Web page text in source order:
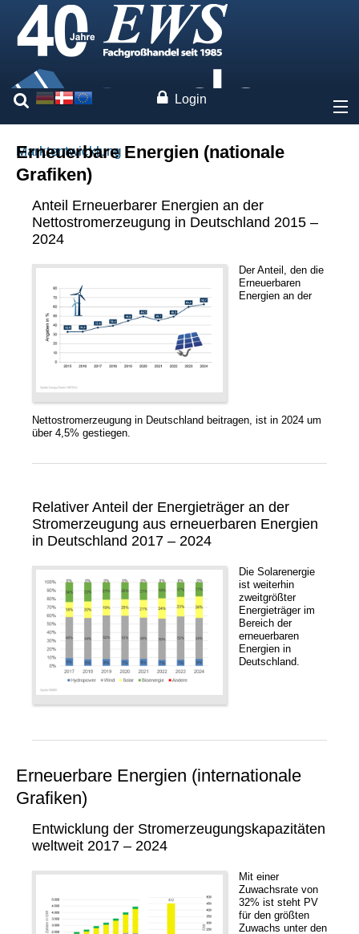
Login
Über uns
Preise
Unsere Marken
Leistungen
Fachwissen
Marktentwicklung
Photovoltaik
Wirtschaftlichkeit
Gewerbespeicher
Kontakt
News
Marktentwicklung
Erneuerbare Energien (nationale
Grafiken)
Anteil Erneuerbarer Energien an der
Nettostromerzeugung in Deutschland 2015 –
2024
Der Anteil, den die
Erneuerbaren
Energien an der
Nettostromerzeugung in Deutschland beitragen, ist in 2024 um
über 4,5% gestiegen.
Relativer Anteil der Energieträger an der
Stromerzeugung aus erneuerbaren Energien
in Deutschland 2017 – 2024
Die Solarenergie
ist weiterhin
zweitgrößter
Energieträger im
Bereich der
erneuerbaren
Energien in
Deutschland.
Erneuerbare Energien (internationale
Grafiken)
Entwicklung der Stromerzeugungskapazitäten
weltweit 2017 – 2024
Mit einer
Zuwachsrate von
32% ist steht PV
für den größten
Zuwachs unter den